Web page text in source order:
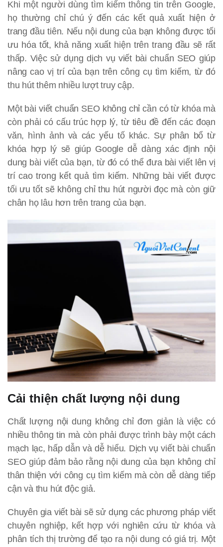
Khi một người dùng tìm kiếm thông tin trên Google,
họ thường chỉ chú ý đến các kết quả xuất hiện ở
trang đầu tiên. Nếu nội dung của bạn không được tối
ưu hóa tốt, khả năng xuất hiện trên trang đầu sẽ rất
thấp. Việc sử dụng dịch vụ viết bài chuẩn SEO giúp
nâng cao vị trí của bạn trên công cụ tìm kiếm, từ đó
thu hút thêm nhiều lượt truy cập.
Một bài viết chuẩn SEO không chỉ cần có từ khóa mà
còn phải có cấu trúc hợp lý, từ tiêu đề đến các đoạn
văn, hình ảnh và các yếu tố khác. Sự phân bổ từ
khóa hợp lý sẽ giúp Google dễ dàng xác định nội
dung bài viết của bạn, từ đó có thể đưa bài viết lên vị
trí cao trong kết quả tìm kiếm. Những bài viết được
tối ưu tốt sẽ không chỉ thu hút người đọc mà còn giữ
chân họ lâu hơn trên trang của bạn.
Cải thiện chất lượng nội dung
Chất lượng nội dung không chỉ đơn giản là việc có
nhiều thông tin mà còn phải được trình bày một cách
mạch lạc, hấp dẫn và dễ hiểu. Dịch vụ viết bài chuẩn
SEO giúp đảm bảo rằng nội dung của bạn không chỉ
thân thiện với công cụ tìm kiếm mà còn dễ dàng tiếp
cận và thu hút độc giả.
Chuyên gia viết bài sẽ sử dụng các phương pháp viết
chuyên nghiệp, kết hợp với nghiên cứu từ khóa và
phân tích thị trường để tạo ra nội dung có giá trị. Một